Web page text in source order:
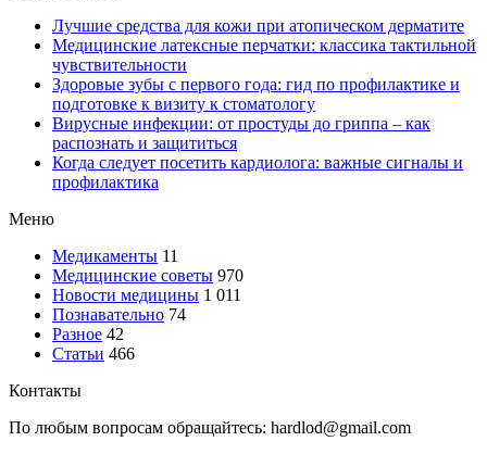
Лучшие средства для кожи при атопическом дерматите
Медицинские латексные перчатки: классика тактильной
чувствительности
Здоровые зубы с первого года: гид по профилактике и
подготовке к визиту к стоматологу
Вирусные инфекции: от простуды до гриппа – как
распознать и защититься
Когда следует посетить кардиолога: важные сигналы и
профилактика
Меню
Медикаменты 11
Медицинские советы 970
Новости медицины 1 011
Познавательно 74
Разное 42
Статьи 466
Контакты
По любым вопросам обращайтесь: hardlod@gmail.com